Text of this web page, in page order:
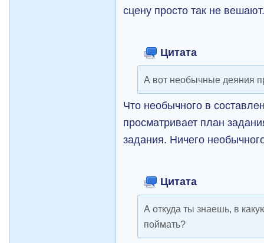
сцену просто так не
Цитата
А вот необычные деяния
Что необычного в
просматривает план
задания. Ничего
Цитата
А откуда ты знаешь, в
поймать?